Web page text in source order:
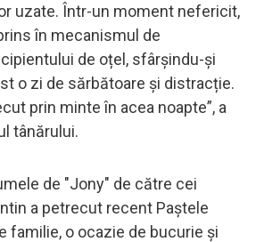
uzate. Într-un moment nefericit,
în mecanismul de
de oțel, sfârșindu-și
o zi de sărbătoare și distracție.
prin minte în acea noapte”, a
tânărului.
de "Jony" de către cei
a petrecut recent Paștele
familie, o ocazie de bucurie și